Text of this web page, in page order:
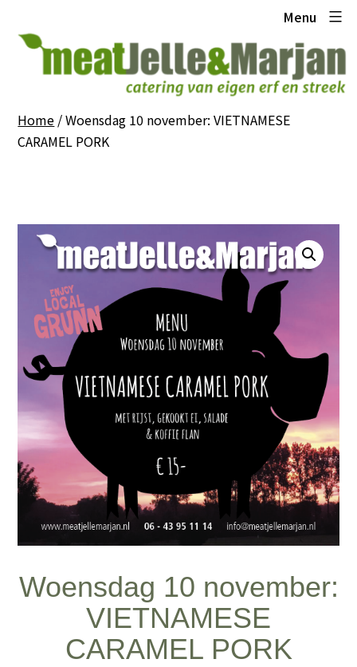
naarJelle
Menu
Home / Woensdag 10 november: VIETNAMESE
CARAMEL PORK
Woensdag 10 november:
VIETNAMESE
CARAMEL PORK